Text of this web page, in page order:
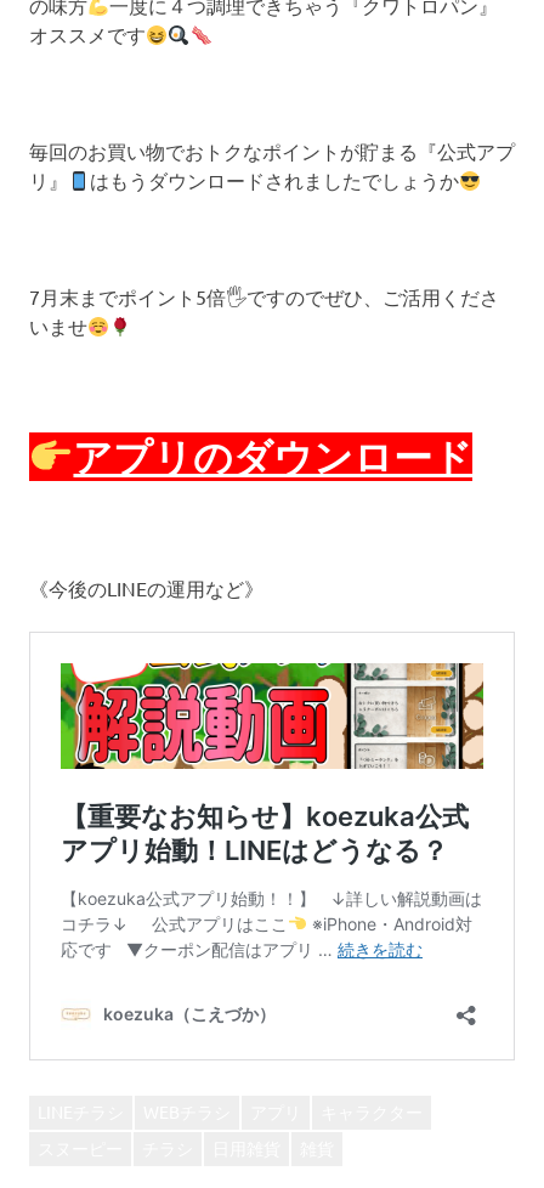
の味方
一度に４つ調理できちゃう『クワトロパン』
オススメです
毎回のお買い物でおトクなポイントが貯まる『公式アプ
リ』
はもうダウンロードされましたでしょうか
7月末までポイント5倍🖐ですのでぜひ、ご活用くださ
いませ
アプリのダウンロード
《今後のLINEの運用など》